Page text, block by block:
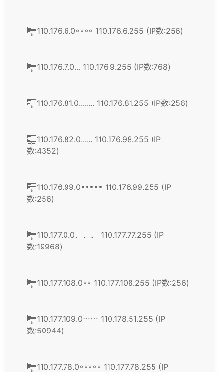
110.176.6.0◦◦◦◦ 110.176.6.255 (IP数:256)
110.176.7.0․․․ 110.176.9.255 (IP数:768)
110.176.81.0........ 110.176.81.255 (IP数:256)
110.176.82.0...... 110.176.98.255 (IP
数:4352)
110.176.99.0••••• 110.176.99.255 (IP
数:256)
110.177.0.0．．． 110.177.77.255 (IP
数:19968)
110.177.108.0◦◦ 110.177.108.255 (IP数:256)
110.177.109.0⋯⋯ 110.178.51.255 (IP
数:50944)
110.177.78.0◦◦◦◦◦ 110.177.78.255 (IP